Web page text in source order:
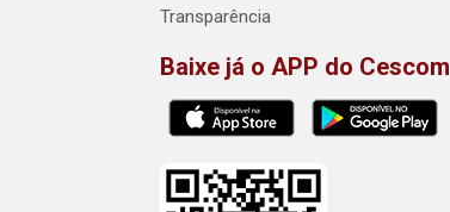
Transparência
Baixe já o APP do Cescom